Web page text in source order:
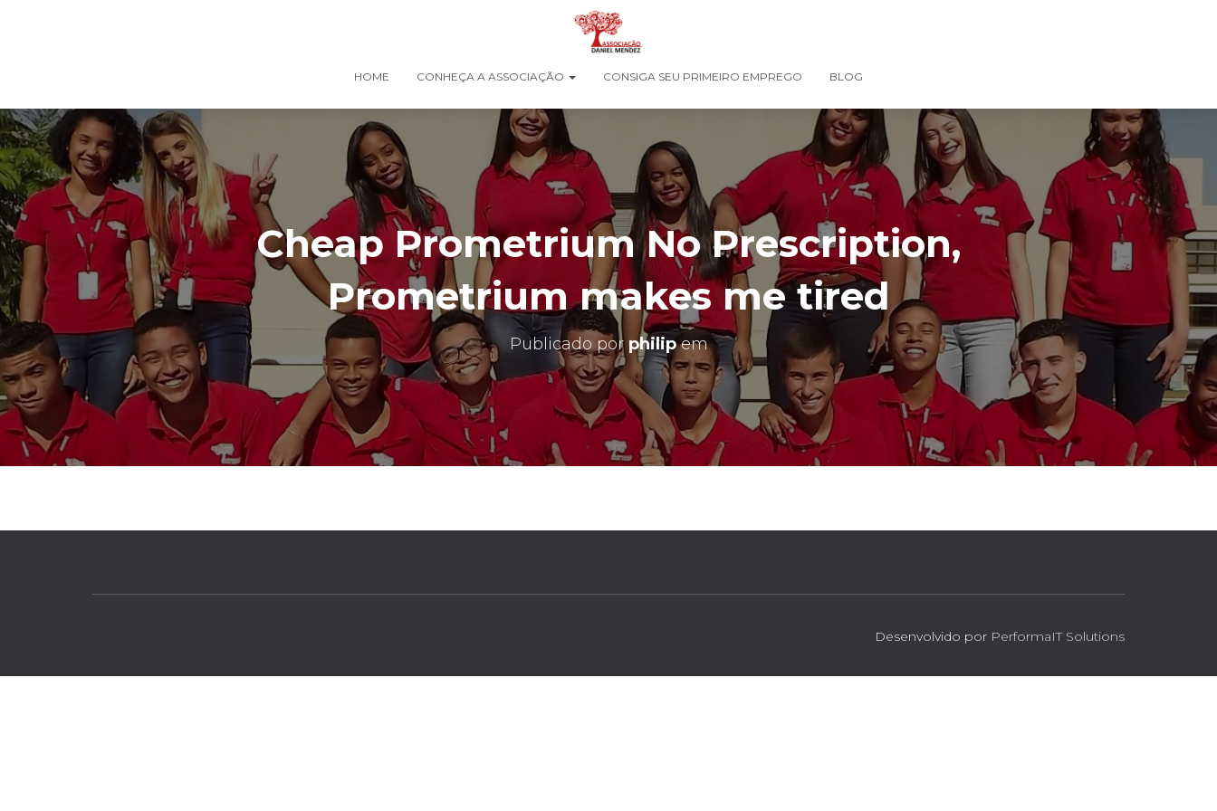
HOME CONHEÇA A ASSOCIAÇÃO CONSIGA SEU PRIMEIRO EMPREGO BLOG
Cheap Prometrium No Prescription,
Prometrium makes me tired
Publicado por philipem
Desenvolvido por PerformaIT Solutions